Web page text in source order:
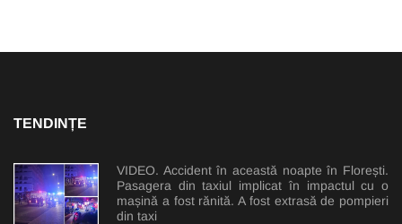
TENDINȚE
VIDEO. Accident în această noapte în Florești.
Pasagera din taxiul implicat în impactul cu o
mașină a fost rănită. A fost extrasă de pompieri
din taxi